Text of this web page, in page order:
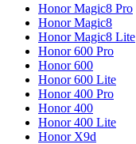
Honor Magic8 Pro
Honor Magic8
Honor Magic8 Lite
Honor 600 Pro
Honor 600
Honor 600 Lite
Honor 400 Pro
Honor 400
Honor 400 Lite
Honor X9d